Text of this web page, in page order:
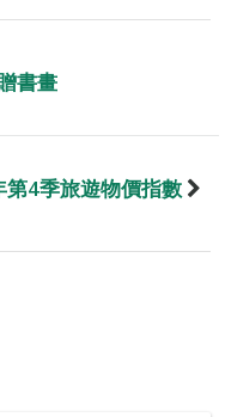
書畫
第4季旅遊物價指數